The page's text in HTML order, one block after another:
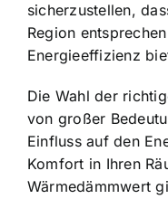
sicherzustellen,
Region
Energieeffizienz
Die Wahl der
von großer
Einfluss auf den
Komfort in Ihren
Wärmedämmwert